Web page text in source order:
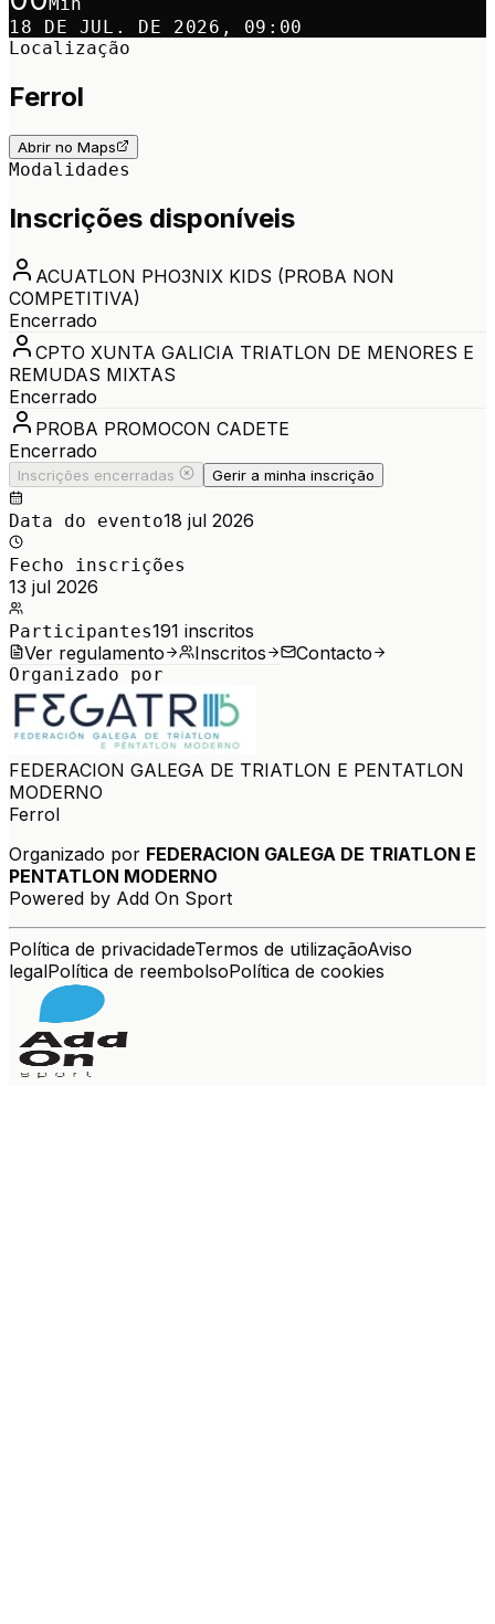
18 DE JUL. DE 2026, 09:00
Localização
Ferrol
Abrir no Maps
Modalidades
Inscrições disponíveis
ACUATLON PHO3NIX KIDS (PROBA NON
COMPETITIVA)
Encerrado
CPTO XUNTA GALICIA TRIATLON DE MENORES E
REMUDAS MIXTAS
Encerrado
PROBA PROMOCON CADETE
Encerrado
Inscrições encerradas Gerir a minha inscrição
Data do evento18 jul 2026
Fecho inscrições
13 jul 2026
Participantes191 inscritos
Ver regulamento
Inscritos Contacto
Organizado por
FEDERACION GALEGA DE TRIATLON E PENTATLON
MODERNO
Ferrol
Organizado por FEDERACION GALEGA DE TRIATLON E
PENTATLON MODERNO
Powered by Add On Sport
Política de privacidadeTermos de utilizaçãoAviso
legalPolítica de reembolsoPolítica de cookies